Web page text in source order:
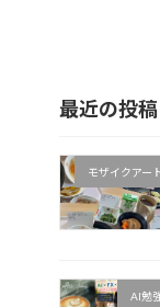
最近の投稿
モザイクアー
AI勉